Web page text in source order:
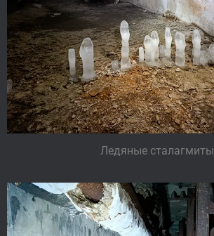
Ледяные сталагмиты